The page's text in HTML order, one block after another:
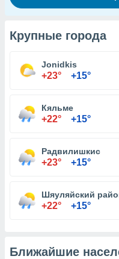
Крупные города
Jonidkis
+23° +15°
Кяльме
+22° +15°
Радвилишкис
+23° +15°
Шяуляйский
+22° +15°
Ближайшие